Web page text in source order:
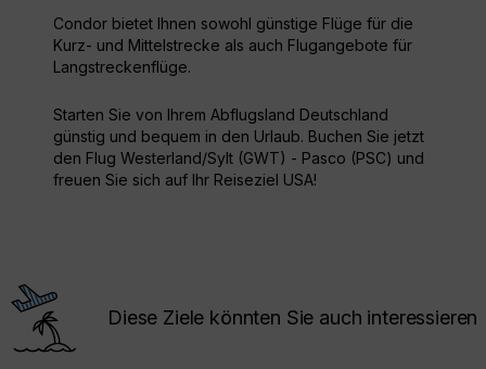
Condor bietet Ihnen sowohl günstige Flüge für die
Kurz- und Mittelstrecke als auch Flugangebote für
Langstreckenflüge.
Starten Sie von Ihrem Abflugsland Deutschland
günstig und bequem in den Urlaub. Buchen Sie jetzt
den Flug Westerland/Sylt (GWT) - Pasco (PSC) und
freuen Sie sich auf Ihr Reiseziel USA!
Diese Ziele könnten Sie auch interessieren